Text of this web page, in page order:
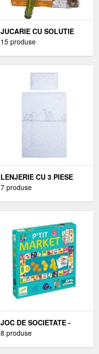
JUCARIE CU SOLUTIE
PENTRU BALOANE DE
15 produse
LENJERIE CU 3 PIESE
120X60 CM ANIMALE
7 produse
JOC DE SOCIETATE -
MICUL MAGAZIN
8 produse